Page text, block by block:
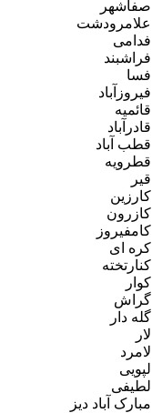
صفاشهر
علامرودشت
فدامی
فراشبند
فسا
فیروزآباد
قائمیه
قادرآباد
قطب آباد
قطرویه
قیر
کارزین
کازرون
کامفیروز
کره ای
کنارتخته
کوار
گراش
گله دار
لار
لامرد
لپویی
لطیفی
مبارک آباد دیز